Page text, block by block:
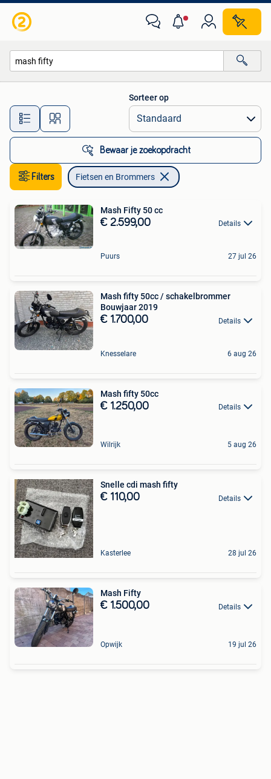
Alle afstanden…
Sorteer op
Bewaar je zoekopdracht
Filters Fietsen en Brommers
Mash Fifty 50 cc
€ 2.599,00 Details
Puurs 27 jul 26
Mash fifty 50cc / schakelbrommer
Bouwjaar 2019
€ 1.700,00 Details
Knesselare 6 aug 26
Mash fifty 50cc
€ 1.250,00 Details
Wilrijk 5 aug 26
Snelle cdi mash fifty
€ 110,00 Details
Kasterlee 28 jul 26
Mash Fifty
€ 1.500,00 Details
Opwijk 19 jul 26